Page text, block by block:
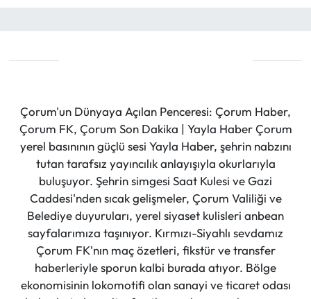
Çorum'un Dünyaya Açılan Penceresi: Çorum Haber,
Çorum FK, Çorum Son Dakika | Yayla Haber Çorum
yerel basınının güçlü sesi Yayla Haber, şehrin nabzını
tutan tarafsız yayıncılık anlayışıyla okurlarıyla
buluşuyor. Şehrin simgesi Saat Kulesi ve Gazi
Caddesi'nden sıcak gelişmeler, Çorum Valiliği ve
Belediye duyuruları, yerel siyaset kulisleri anbean
sayfalarımıza taşınıyor. Kırmızı-Siyahlı sevdamız
Çorum FK'nın maç özetleri, fikstür ve transfer
haberleriyle sporun kalbi burada atıyor. Bölge
ekonomisinin lokomotifi olan sanayi ve ticaret odası